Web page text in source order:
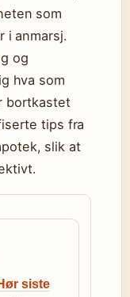
som
i anmarsj.
og
hva som
bortkastet
tips fra
slik at
siste